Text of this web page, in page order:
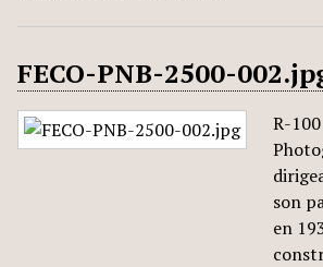
FECO-PNB-2500-
R-
son
en